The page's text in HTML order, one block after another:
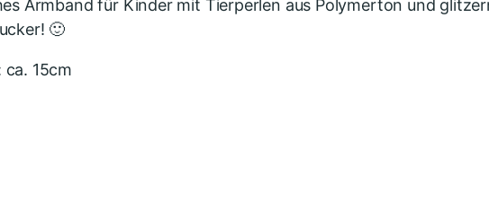
Armband für Kinder mit Tierperlen aus Polymerton und
🙂
15cm